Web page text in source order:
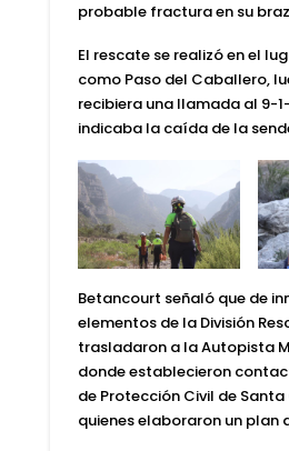
probable fractura en su
El rescate se realizó en el
como Paso del Caballero,
recibiera una llamada al 9-
indicaba la caída de la
Betancourt señaló que de
elementos de la División
trasladaron a laAutopista
donde establecieron
de Protección Civil de
quienes elaboraron un plan